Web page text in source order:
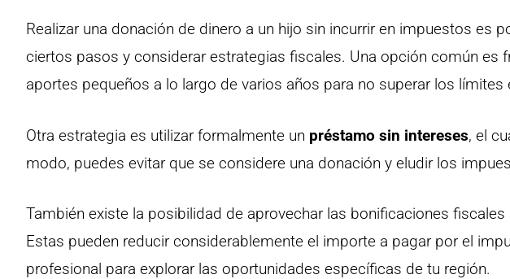
Realizar una donación de dinero a un hijo sin incurrir en impuestos es
ciertos pasos y considerar estrategias fiscales. Una opción común es
aportes pequeños a lo largo de varios años para no superar los límites
Otra estrategia es utilizar formalmente un préstamo sin intereses, el
modo, puedes evitar que se considere una donación y eludir los
También existe la posibilidad de aprovechar las bonificaciones
Estas pueden reducir considerablemente el importe a pagar por el
profesional para explorar las oportunidades específicas de tu región.